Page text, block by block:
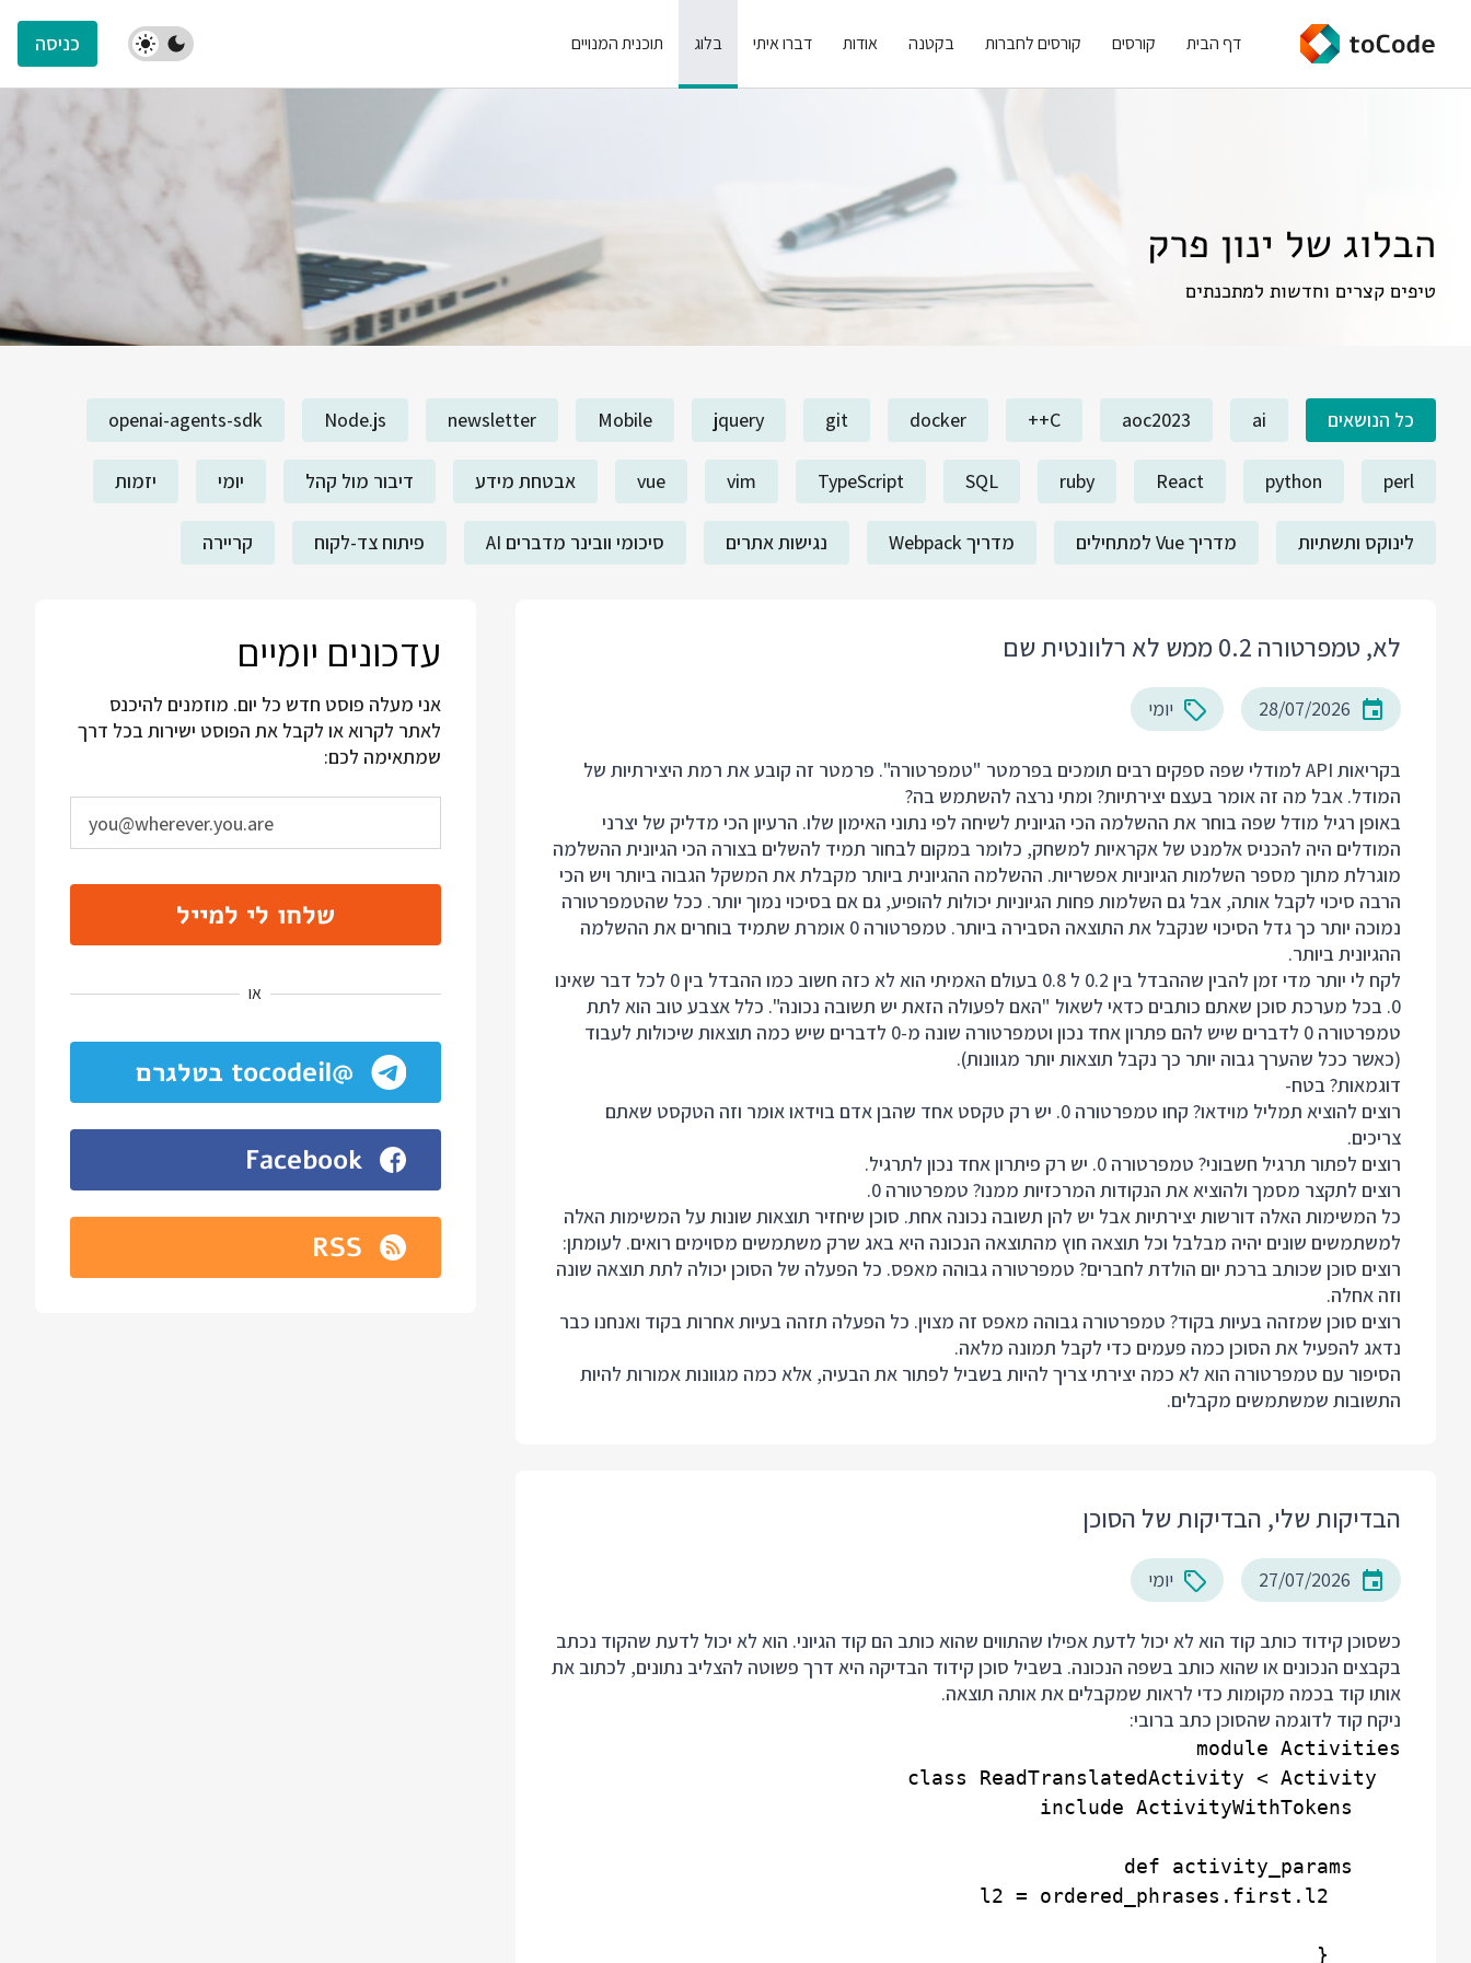
דף הבית קורסים קורסים לחברות בקטנה אודות דברו איתי בלוג תוכנית המנויים כניסה
הבלוג של ינון פרק
טיפים קצרים וחדשות למתכנתים
כל הנושאים ai
aoc2023
C++
docker
git
jquery
Mobile
newsletter
Node.js
openai-agents-sdk
perl
python
React
ruby
SQL
TypeScript
vim
vue אבטחת מידע דיבור מול קהל יומי יזמות
לינוקס ותשתיות מדריך Vue למתחילים מדריך Webpack נגישות אתרים סיכומי וובינר מדברים AI פיתוח צד-לקוח קריירה
לא, טמפרטורה 0.2 ממש לא רלוונטית שם
28/07/2026 יומי
בקריאות API למודלי שפה ספקים רבים תומכים בפרמטר "טמפרטורה". פרמטר זה קובע את רמת היצירתיות של
המודל. אבל מה זה אומר בעצם יצירתיות? ומתי נרצה להשתמש בה?
באופן רגיל מודל שפה בוחר את ההשלמה הכי הגיונית לשיחה לפי נתוני האימון שלו. הרעיון הכי מדליק של יצרני
המודלים היה להכניס אלמנט של אקראיות למשחק, כלומר במקום לבחור תמיד להשלים בצורה הכי הגיונית ההשלמה
מוגרלת מתוך מספר השלמות הגיוניות אפשריות. ההשלמה ההגיונית ביותר מקבלת את המשקל הגבוה ביותר ויש הכי
הרבה סיכוי לקבל אותה, אבל גם השלמות פחות הגיוניות יכולות להופיע, גם אם בסיכוי נמוך יותר. ככל שהטמפרטורה
נמוכה יותר כך גדל הסיכוי שנקבל את התוצאה הסבירה ביותר. טמפרטורה 0 אומרת שתמיד בוחרים את ההשלמה
ההגיונית ביותר.
לקח לי יותר מדי זמן להבין שההבדל בין 0.2 ל 0.8 בעולם האמיתי הוא לא כזה חשוב כמו ההבדל בין 0 לכל דבר שאינו
0. בכל מערכת סוכן שאתם כותבים כדאי לשאול "האם לפעולה הזאת יש תשובה נכונה". כלל אצבע טוב הוא לתת
טמפרטורה 0 לדברים שיש להם פתרון אחד נכון וטמפרטורה שונה מ-0 לדברים שיש כמה תוצאות שיכולות לעבוד
(כאשר ככל שהערך גבוה יותר כך נקבל תוצאות יותר מגוונות).
דוגמאות? בטח-
רוצים להוציא תמליל מוידאו? קחו טמפרטורה 0. יש רק טקסט אחד שהבן אדם בוידאו אומר וזה הטקסט שאתם
צריכים.
רוצים לפתור תרגיל חשבוני? טמפרטורה 0. יש רק פיתרון אחד נכון לתרגיל.
רוצים לתקצר מסמך ולהוציא את הנקודות המרכזיות ממנו? טמפרטורה 0.
כל המשימות האלה דורשות יצירתיות אבל יש להן תשובה נכונה אחת. סוכן שיחזיר תוצאות שונות על המשימות האלה
למשתמשים שונים יהיה מבלבל וכל תוצאה חוץ מהתוצאה הנכונה היא באג שרק משתמשים מסוימים רואים. לעומתן:
רוצים סוכן שכותב ברכת יום הולדת לחברים? טמפרטורה גבוהה מאפס. כל הפעלה של הסוכן יכולה לתת תוצאה שונה
וזה אחלה.
רוצים סוכן שמזהה בעיות בקוד? טמפרטורה גבוהה מאפס זה מצוין. כל הפעלה תזהה בעיות אחרות בקוד ואנחנו כבר
נדאג להפעיל את הסוכן כמה פעמים כדי לקבל תמונה מלאה.
הסיפור עם טמפרטורה הוא לא כמה יצירתי צריך להיות בשביל לפתור את הבעיה, אלא כמה מגוונות אמורות להיות
התשובות שמשתמשים מקבלים.
הבדיקות שלי, הבדיקות של הסוכן
27/07/2026 יומי
כשסוכן קידוד כותב קוד הוא לא יכול לדעת אפילו שהתווים שהוא כותב הם קוד הגיוני. הוא לא יכול לדעת שהקוד נכתב
בקבצים הנכונים או שהוא כותב בשפה הנכונה. בשביל סוכן קידוד הבדיקה היא דרך פשוטה להצליב נתונים, לכתוב את
אותו קוד בכמה מקומות כדי לראות שמקבלים את אותה תוצאה.
ניקח קוד לדוגמה שהסוכן כתב ברובי:
עדכונים יומיים
אני מעלה פוסט חדש כל יום. מוזמנים להיכנס
לאתר לקרוא או לקבל את הפוסט ישירות בכל דרך
שמתאימה לכם:
שלחו לי למייל
או
@tocodeil בטלגרם
Facebook
RSS